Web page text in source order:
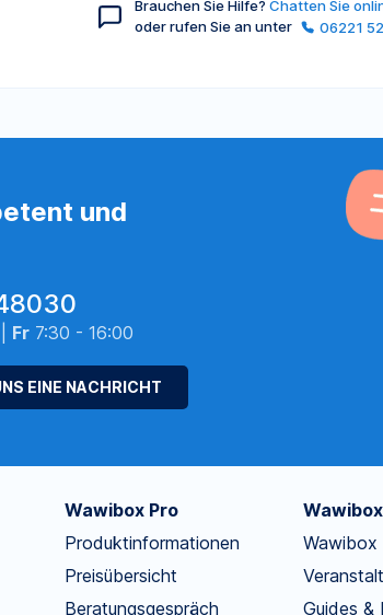
Brauchen Sie Hilfe? Chatten Sie
oder rufen Sie an unter
06221
und
Fr 7:30 - 16:00
EINE NACHRICHT
Wawibox Pro
Produktinformationen
Preisübersicht
Beratungsgespräch
Wawibox
Guides &